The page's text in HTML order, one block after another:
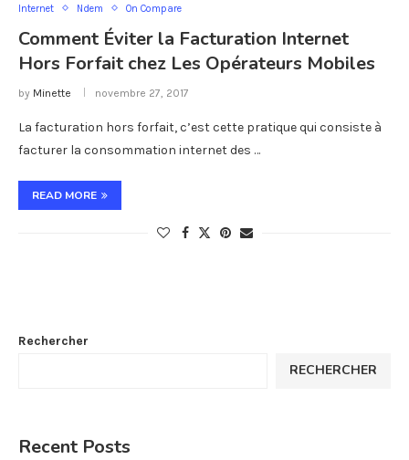
Internet Ndem On Compare
Comment Éviter la Facturation Internet
Hors Forfait chez Les Opérateurs Mobiles
by Minette novembre 27, 2017
La facturation hors forfait, c’est cette pratique qui consiste à
facturer la consommation internet des …
READ MORE
Rechercher
RECHERCHER
Recent Posts